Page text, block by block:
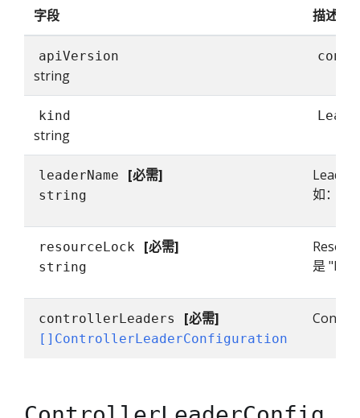
字段 描述
apiVersion
string
kind
string
leaderName [必需]
string
如：1-
resourceLock [必需]
string
是
controllerLeaders [必需]
[]ControllerLeaderConfiguration